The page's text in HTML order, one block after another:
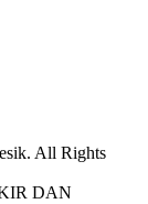
All Rights
DAN